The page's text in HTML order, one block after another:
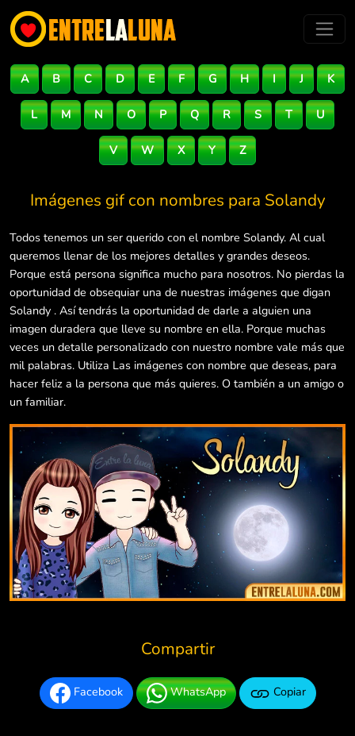
A B C D E F G H I J K
L M N O P Q R S T U
V W X Y Z
Imágenes gif con nombres para Solandy
Todos tenemos un ser querido con el nombre Solandy. Al cual
queremos llenar de los mejores detalles y grandes deseos.
Porque está persona significa mucho para nosotros. No pierdas la
oportunidad de obsequiar una de nuestras imágenes que digan
Solandy . Así tendrás la oportunidad de darle a alguien una
imagen duradera que lleve su nombre en ella. Porque muchas
veces un detalle personalizado con nuestro nombre vale más que
mil palabras. Utiliza Las imágenes con nombre que deseas, para
hacer feliz a la persona que más quieres. O también a un amigo o
un familiar.
Compartir
Facebook WhatsApp Copiar